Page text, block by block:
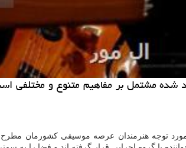
شده مشتمل بر مفاهیم متنوع و
توجه هنرمندان عرصه موسیقی کشورمان مطرح